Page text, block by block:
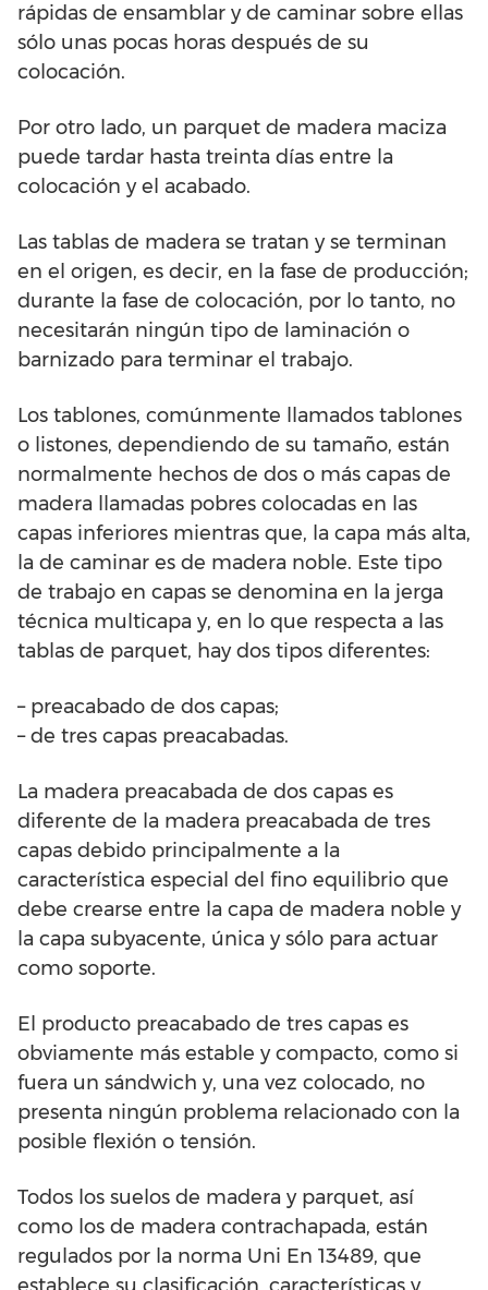
rápidas de ensamblar y de caminar sobre ellas
sólo unas pocas horas después de su
colocación.
Por otro lado, un parquet de madera maciza
puede tardar hasta treinta días entre la
colocación y el acabado.
Las tablas de madera se tratan y se terminan
en el origen, es decir, en la fase de producción;
durante la fase de colocación, por lo tanto, no
necesitarán ningún tipo de laminación o
barnizado para terminar el trabajo.
Los tablones, comúnmente llamados tablones
o listones, dependiendo de su tamaño, están
normalmente hechos de dos o más capas de
madera llamadas pobres colocadas en las
capas inferiores mientras que, la capa más alta,
la de caminar es de madera noble. Este tipo
de trabajo en capas se denomina en la jerga
técnica multicapa y, en lo que respecta a las
tablas de parquet, hay dos tipos diferentes:
– preacabado de dos capas;
– de tres capas preacabadas.
La madera preacabada de dos capas es
diferente de la madera preacabada de tres
capas debido principalmente a la
característica especial del fino equilibrio que
debe crearse entre la capa de madera noble y
la capa subyacente, única y sólo para actuar
como soporte.
El producto preacabado de tres capas es
obviamente más estable y compacto, como si
fuera un sándwich y, una vez colocado, no
presenta ningún problema relacionado con la
posible flexión o tensión.
Todos los suelos de madera y parquet, así
como los de madera contrachapada, están
regulados por la norma Uni En 13489, que